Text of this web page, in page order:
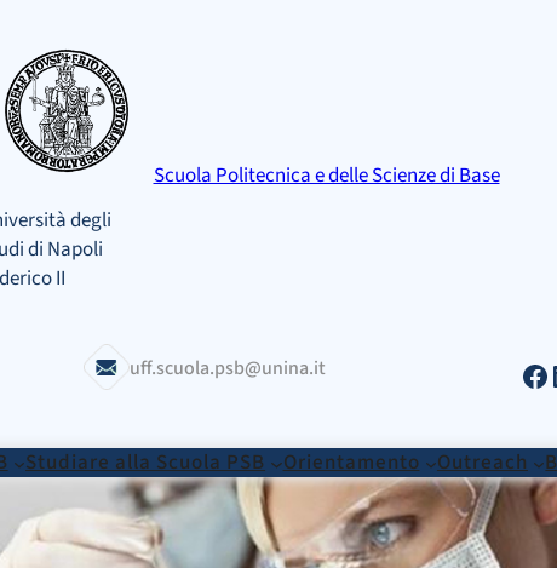
degli
di Napoli
II
Scuola Politecnica e delle Scienze di Base
uff.scuola.psb@unina.it Facebook
Studiare alla Scuola PSB Orientamento Outreach